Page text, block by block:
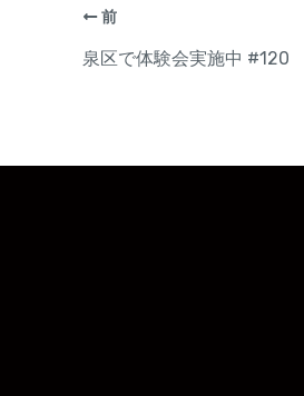
前
泉区で体験会実施中 #120